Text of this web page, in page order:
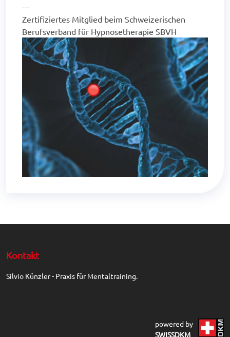
---
Zertifiziertes Mitglied beim Schweizerischen
Berufsverband für Hypnosetherapie SBVH
Kontakt
Silvio Künzler - Praxis für Mentaltraining.
powered by
SWISSDKM